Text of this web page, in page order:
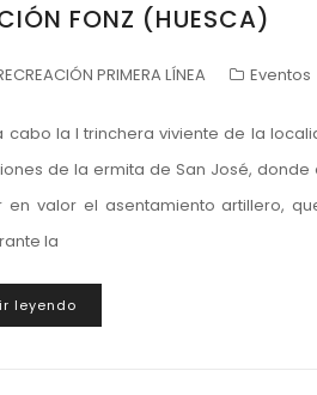
FONZ (HUESCA)
PRIMERA LÍNEA Eventos
la I trinchera viviente de la
de la ermita de San José, donde
valor el asentamiento artillero,
la
leyendo